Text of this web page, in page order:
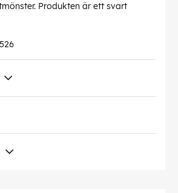
Produkten är ett svart